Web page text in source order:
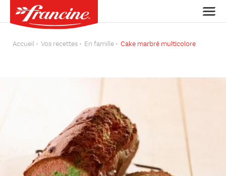
Accueil Vos recettes En famille Cake marbré multicolore